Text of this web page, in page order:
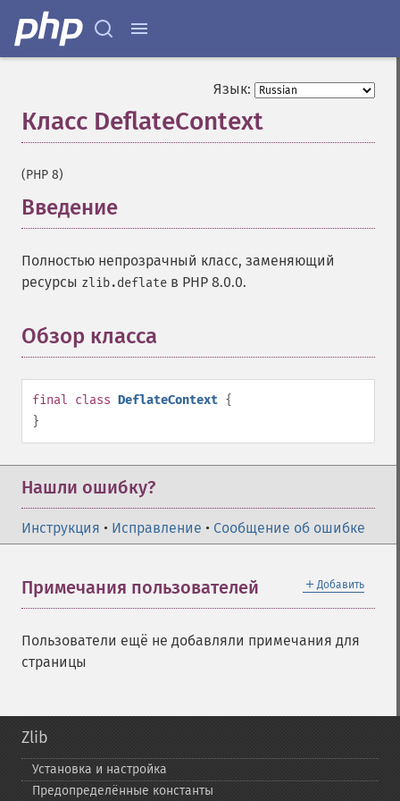
Язык:
Класс DeflateContext
(PHP 8)
Введение
Полностью непрозрачный класс, заменяющий
ресурсы zlib.deflate в PHP 8.0.0.
Обзор класса
final class DeflateContext {
}
Нашли ошибку?
Инструкция • Исправление • Сообщение об ошибке
＋ Добавить
Примечания пользователей
Пользователи ещё не добавляли примечания для
страницы
Zlib
Установка и настройка
Предопределённые константы